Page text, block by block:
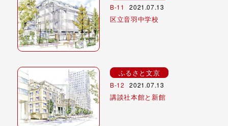
B-11 2021.07.13
区立音羽中学校
ふるさと文京
B-12 2021.07.13
講談社本館と新館